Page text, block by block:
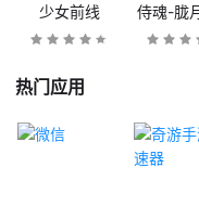
少女前线 侍魂-胧
热门应用